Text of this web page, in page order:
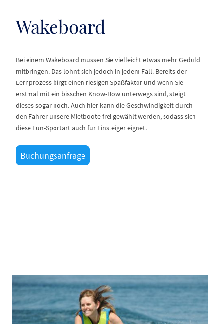
Wakeboard
Bei einem Wakeboard müssen Sie vielleicht etwas mehr Geduld
mitbringen. Das lohnt sich jedoch in jedem Fall. Bereits der
Lernprozess birgt einen riesigen Spaßfaktor und wenn Sie
erstmal mit ein bisschen Know-How unterwegs sind, steigt
dieses sogar noch. Auch hier kann die Geschwindigkeit durch
den Fahrer unsere Mietboote frei gewählt werden, sodass sich
diese Fun-Sportart auch für Einsteiger eignet.
Buchungsanfrage